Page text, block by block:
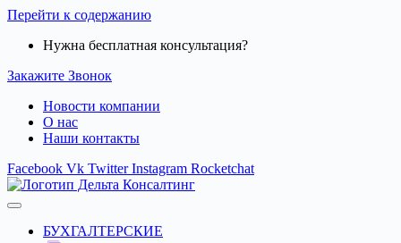
Перейти к содержанию
Нужна бесплатная консультация?
Закажите Звонок
Новости компании
О нас
Наши контакты
Facebook Vk Twitter Instagram Rocketchat
БУХГАЛТЕРСКИЕ